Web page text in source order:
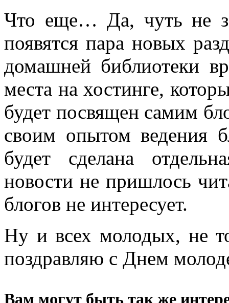
Что еще… Да, чуть не
появятся пара новых
домашней библиотеки
места на хостинге,
будет посвящен самим
своим опытом ведения
будет сделана
новости не пришлось
блогов не интересует.
Ну и всех молодых, не
поздравляю с Днем
Вам могут быть так же